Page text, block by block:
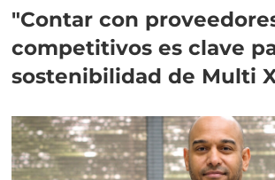
"Contar con
competitivos es clave
sostenibilidad de Multi